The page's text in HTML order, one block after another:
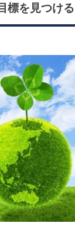
標を見つける